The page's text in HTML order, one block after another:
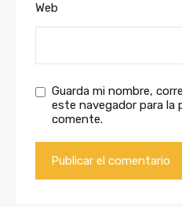
Web
Guarda mi nombre,
este navegador para la
comente.